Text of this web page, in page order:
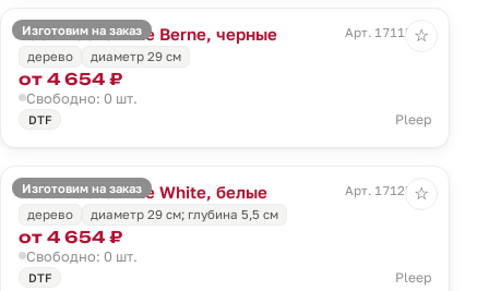
Изготовим на заказ
Часы настенные Berne, черные
Арт. 17115.30
дерево
диаметр 29 см
от 4 654 ₽
Свободно: 0 шт.
DTF Pleep
☆
Изготовим на заказ
Часы настенные White, белые
Арт. 17125.60
дерево
диаметр 29 см; глубина 5,5 см
от 4 654 ₽
Свободно: 0 шт.
DTF Pleep
☆